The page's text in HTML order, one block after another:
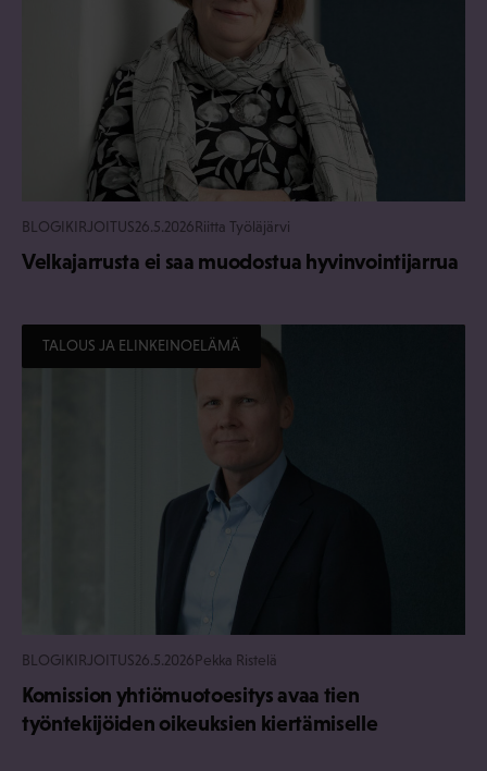
BLOGIKIRJOITUS26.5.2026Riitta Työläjärvi
Velkajarrusta ei saa muodostua hyvinvointijarrua
TALOUS JA ELINKEINOELÄMÄ
BLOGIKIRJOITUS26.5.2026Pekka Ristelä
Komission yhtiömuotoesitys avaa tien
työntekijöiden oikeuksien kiertämiselle